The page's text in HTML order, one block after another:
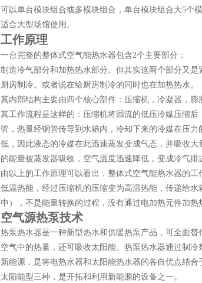
可以单台模块组合或多模块组合，单台模块组合大5个
适合大型场馆使用。
工作原理
一台完整的整体式空气能热水器包含2个主要部分：
制造冷气部分和加热热水部分。但其实这两个部分又
厨房制冷。或者说在给厨房制冷的同时也在加热热水。
其内部结构主要由四个核心部件：压缩机，冷凝器，膨
其工作流程是这样的：压缩机将回流的低压冷媒压缩
管，热量经铜管传导到水箱内，冷却下来的冷媒在压
低，因此液态的冷媒在此迅速蒸发变成气态，并吸收
的能量被蒸发器吸收，空气温度迅速降低，变成冷气
由以上的工作原理可以看出，整体式空气能热水器的
低温热能，经过压缩机的压缩变为高温热能，传递给
中），不是能量转换的过程，没有通过电加热元件加热
空气源热泵技术
热泵热水器是一种新型热水和供暖热泵产品，可全面
空气中的热量，还可吸收太阳能。热泵热水器通过制
新能源，是将电热水器和太阳能热水器的各自优点结合
太阳能型三种，是开拓和利用新能源的设备之一。